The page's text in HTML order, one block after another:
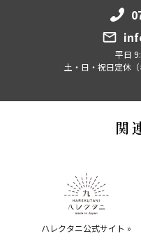
平日
土・日・祝日定休
関
ハレクタニ公式サイト »